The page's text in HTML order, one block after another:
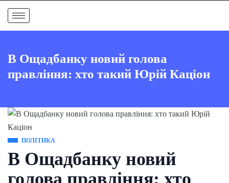
В Ощадбанку новий голова
правління: хто такий Юрій Каціон
ПОЛІТИКА
В Ощадбанку новий
голова правління: хто